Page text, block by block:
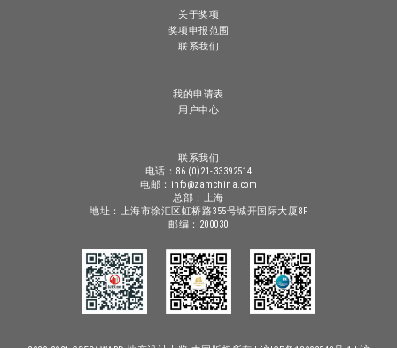
关于奖项
奖项申报范围
联系我们
我的申请表
用户中心
联系我们
电话：86 (0)21-33392514
电邮：info@zamchina.com
总部：上海
地址：上海市徐汇区虹桥路355号城开国际大厦8F
邮编：200030